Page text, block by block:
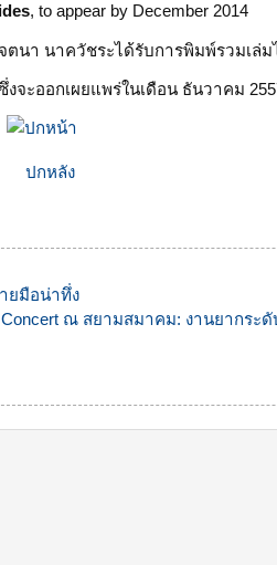
, to appear by December 2014
นา นาควัชระได้รับการพิมพ์รวมเล่ม
งจะออกเผยแพร่ในเดือน ธันวาคม
ยมือน่าทึ่ง
Concert ณ สยามสมาคม: งานยากระ